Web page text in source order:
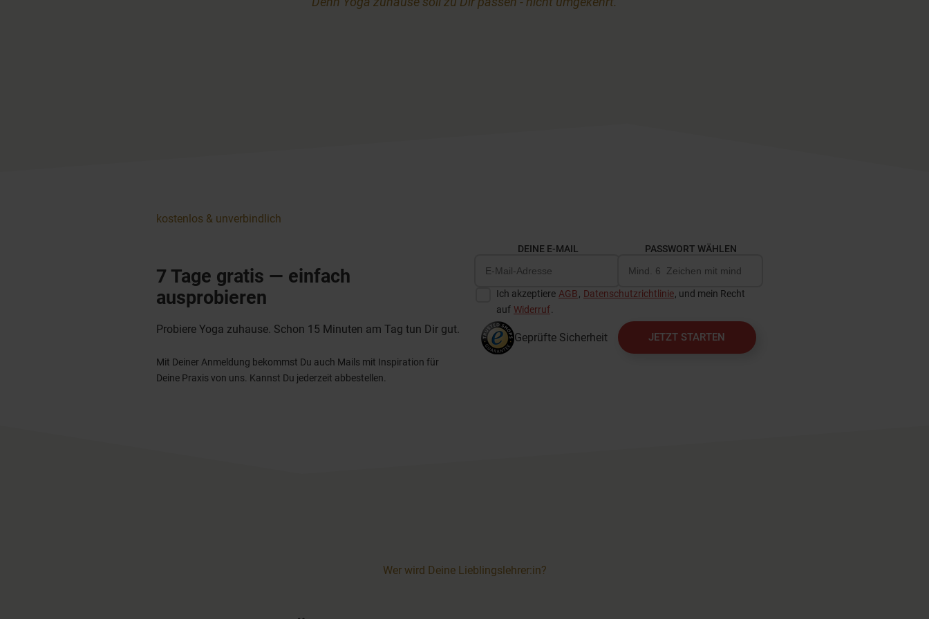
kostenlos & unverbindlich
7 Tage gratis — einfach
ausprobieren
Probiere Yoga zuhause. Schon 15 Minuten am Tag tun Dir gut.
Mit Deiner Anmeldung bekommst Du auch Mails mit Inspiration für
Deine Praxis von uns. Kannst Du jederzeit abbestellen.
DEINE E-MAIL PASSWORT WÄHLEN
Ich akzeptiere AGB, Datenschutzrichtlinie, und mein Recht
auf Widerruf.
JETZT STARTEN
Geprüfte Sicherheit
Wer wird Deine Lieblingslehrer:in?